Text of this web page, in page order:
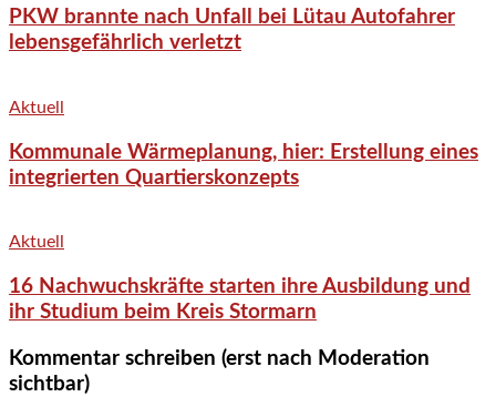
PKW brannte nach Unfall bei Lütau Autofahrer
lebensgefährlich verletzt
Aktuell
Kommunale Wärmeplanung, hier: Erstellung eines
integrierten Quartierskonzepts
Aktuell
16 Nachwuchskräfte starten ihre Ausbildung und
ihr Studium beim Kreis Stormarn
Kommentar schreiben (erst nach Moderation
sichtbar)